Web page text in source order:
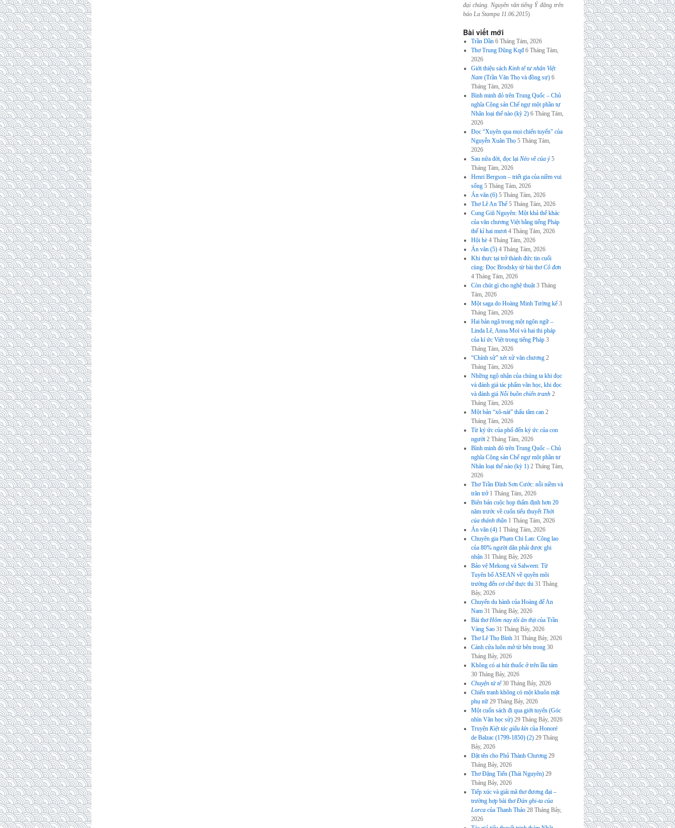
đại chúng. Nguyên văn tiếng Ý đăng trên
báo La Stampa 11.06.2015)
Bài viết mới
Trần Dần 6 Tháng Tám, 2026
Thơ Trung Dũng Kqđ 6 Tháng Tám,
2026
Giới thiệu sách Kinh tế tư nhân Việt
Nam (Trần Văn Thọ và đồng sự) 6
Tháng Tám, 2026
Bình minh đỏ trên Trung Quốc – Chủ
nghĩa Cộng sản Chế ngự một phần tư
Nhân loại thế nào (kỳ 2) 6 Tháng Tám,
2026
Đọc “Xuyên qua mọi chiến tuyến” của
Nguyễn Xuân Thọ 5 Tháng Tám,
2026
Sau nửa đời, đọc lại Nẻo về của ý 5
Tháng Tám, 2026
Henri Bergson – triết gia của niềm vui
sống 5 Tháng Tám, 2026
Án văn (6) 5 Tháng Tám, 2026
Thơ Lê An Thế 5 Tháng Tám, 2026
Cung Giũ Nguyên: Một khả thể khác
của văn chương Việt bằng tiếng Pháp
thế kỉ hai mươi 4 Tháng Tám, 2026
Hội hè 4 Tháng Tám, 2026
Án văn (5) 4 Tháng Tám, 2026
Khi thực tại trở thành đức tin cuối
cùng: Đọc Brodsky từ bài thơCô đơn
4 Tháng Tám, 2026
Còn chút gì cho nghệ thuật 3 Tháng
Tám, 2026
Một saga do Hoàng Minh Tường kể 3
Tháng Tám, 2026
Hai bản ngã trong một ngôn ngữ –
Linda Lê, Anna Moï và hai thi pháp
của kí ức Việt trong tiếng Pháp 3
Tháng Tám, 2026
“Chính sử” xét xử văn chương 2
Tháng Tám, 2026
Những ngộ nhận của chúng ta khi đọc
và đánh giá tác phẩm văn học, khi đọc
và đánh giá Nỗi buồn chiến tranh 2
Tháng Tám, 2026
Một bản “xô-nát” thấu tâm can 2
Tháng Tám, 2026
Từ ký ức của phố đến ký ức của con
người 2 Tháng Tám, 2026
Bình minh đỏ trên Trung Quốc – Chủ
nghĩa Cộng sản Chế ngự một phần tư
Nhân loại thế nào (kỳ 1) 2 Tháng Tám,
2026
Thơ Trần Đình Sơn Cước: nỗi niềm và
trăn trở 1 Tháng Tám, 2026
Biên bản cuộc họp thẩm định hơn 20
năm trước về cuốn tiểu thuyếtThời
của thánh thần 1 Tháng Tám, 2026
Án văn (4) 1 Tháng Tám, 2026
Chuyên gia Phạm Chi Lan: Công lao
của 80% người dân phải được ghi
nhận 31 Tháng Bảy, 2026
Bảo vệ Mekong và Salween: Từ
Tuyên bố ASEAN về quyền môi
trường đến cơ chế thực thi 31 Tháng
Bảy, 2026
Chuyến du hành của Hoàng đế An
Nam 31 Tháng Bảy, 2026
Bài thơHôm nay tôi ăn thịtcủa Trần
Vàng Sao 31 Tháng Bảy, 2026
Thơ Lê Thọ Bình 31 Tháng Bảy, 2026
Cánh cửa luôn mở từ bên trong 30
Tháng Bảy, 2026
Không có ai hút thuốc ở trên lầu tám
30 Tháng Bảy, 2026
Chuyện tử tế 30 Tháng Bảy, 2026
Chiến tranh không có một khuôn mặt
phụ nữ 29 Tháng Bảy, 2026
Một cuốn sách đi qua giới tuyến (Góc
nhìn Văn học sử) 29 Tháng Bảy, 2026
Truyện Kiệt tác giấu kíncủa Honoré
de Balzac (1799-1850) (2) 29 Tháng
Bảy, 2026
Đặt tên cho Phủ Thành Chương 29
Tháng Bảy, 2026
Thơ Đặng Tiến (Thái Nguyên) 29
Tháng Bảy, 2026
Tiếp xúc và giải mã thơ đương đại –
trường hợp bài thơĐàn ghi-ta của
Lorcacủa Thanh Thảo 28 Tháng Bảy,
2026